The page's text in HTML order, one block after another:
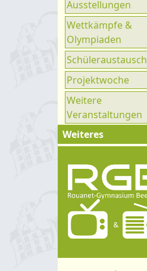
Ganztag
UNESCO
Klimaparlament
Ausstellungen
Wettkämpfe &
Olympiaden
Schüleraustausch
Projektwoche
Weitere
Veranstaltungen
Weiteres
Kontakt
Organigramm
Schulprogramm
Hygienekonzept